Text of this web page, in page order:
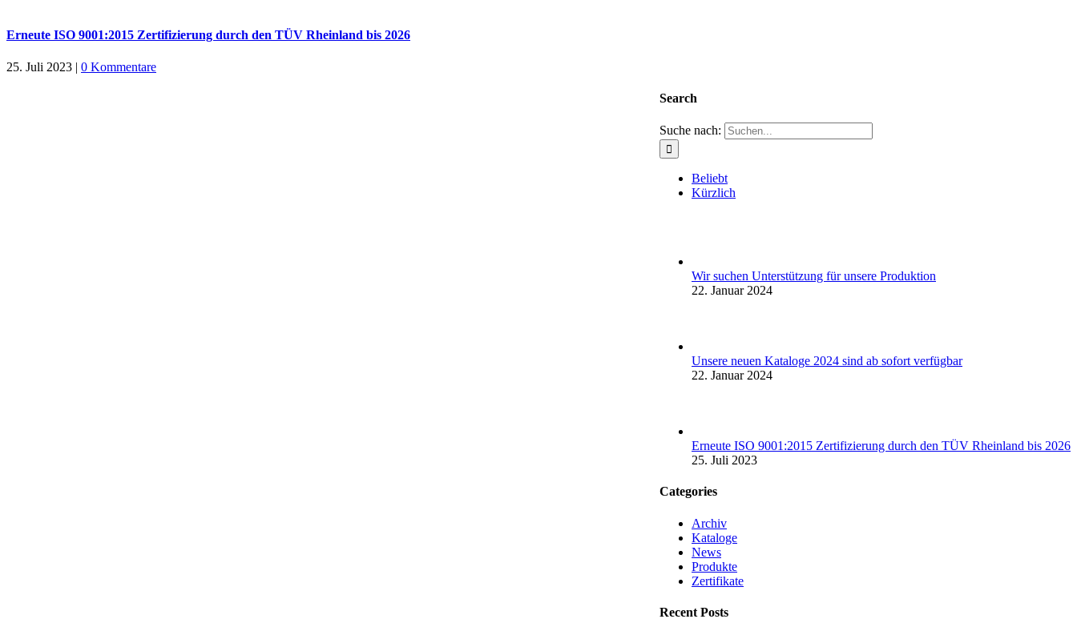
Erneute ISO 9001:2015 Zertifizierung durch den TÜV Rheinland bis 2026
25. Juli 2023 | 0 Kommentare
Search
Suche nach:
Beliebt
Kürzlich
Wir suchen Unterstützung für unsere Produktion
22. Januar 2024
Unsere neuen Kataloge 2024 sind ab sofort verfügbar
22. Januar 2024
Erneute ISO 9001:2015 Zertifizierung durch den TÜV Rheinland bis 2026
25. Juli 2023
Categories
Archiv
Kataloge
News
Produkte
Zertifikate
Recent Posts